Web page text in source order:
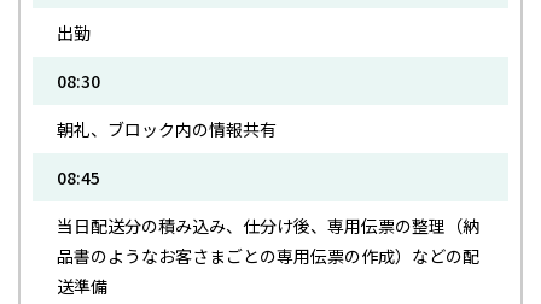
出勤
08:30
朝礼、ブロック内の情報共有
08:45
当日配送分の積み込み、仕分け後、専用伝票の整理（納
品書のようなお客さまごとの専用伝票の作成）などの配
送準備